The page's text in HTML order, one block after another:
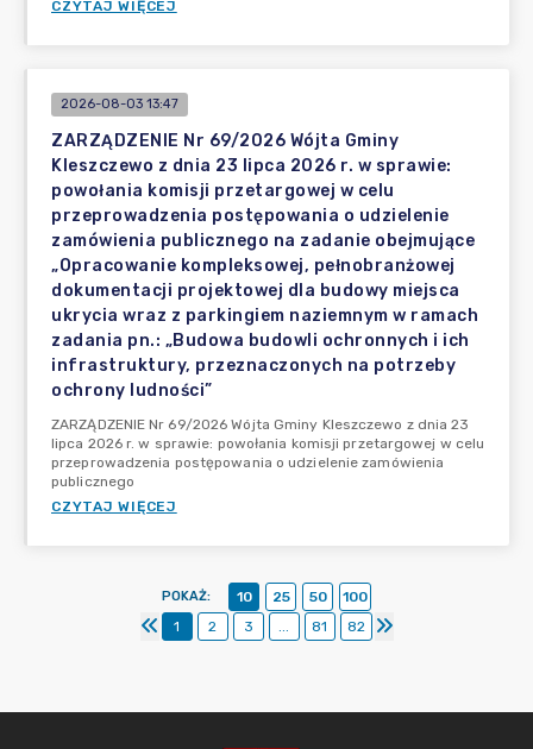
CZYTAJ WIĘCEJ
2026-08-03 13:47
ZARZĄDZENIE Nr 69/2026 Wójta Gminy
Kleszczewo z dnia 23 lipca 2026 r. w sprawie:
powołania komisji przetargowej w celu
przeprowadzenia postępowania o udzielenie
zamówienia publicznego na zadanie obejmujące
„Opracowanie kompleksowej, pełnobranżowej
dokumentacji projektowej dla budowy miejsca
ukrycia wraz z parkingiem naziemnym w ramach
zadania pn.: „Budowa budowli ochronnych i ich
infrastruktury, przeznaczonych na potrzeby
ochrony ludności”
ZARZĄDZENIE Nr 69/2026 Wójta Gminy Kleszczewo z dnia 23
lipca 2026 r. w sprawie: powołania komisji przetargowej w celu
przeprowadzenia postępowania o udzielenie zamówienia
publicznego
CZYTAJ WIĘCEJ
POKAŻ: 10 25 50
100
1
2 3 ... 81 82